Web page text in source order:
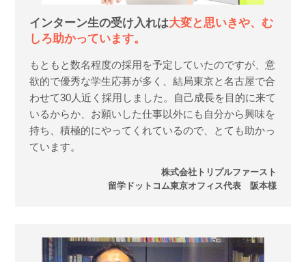
インターン生の受け入れは大変と思いきや、む
しろ助かっています。
もともと数名程度の採用を予定していたのですが、意
欲的で優秀な学生応募が多く、結局東京と名古屋で合
わせて30人近く採用しました。自己成長を目的に来て
いるからか、お願いした仕事以外にも自分から興味を
持ち、積極的にやってくれているので、とても助かっ
ています。
株式会社トリプルファースト
留学ドットコム東京オフィス代表 阪本様